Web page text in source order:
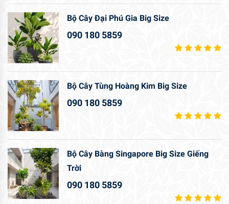
Bộ Cây Đại Phú Gia Big Size
090 180 5859
Bộ Cây Tùng Hoàng Kim Big Size
090 180 5859
Bộ Cây Bàng Singapore Big Size Giếng
Trời
090 180 5859